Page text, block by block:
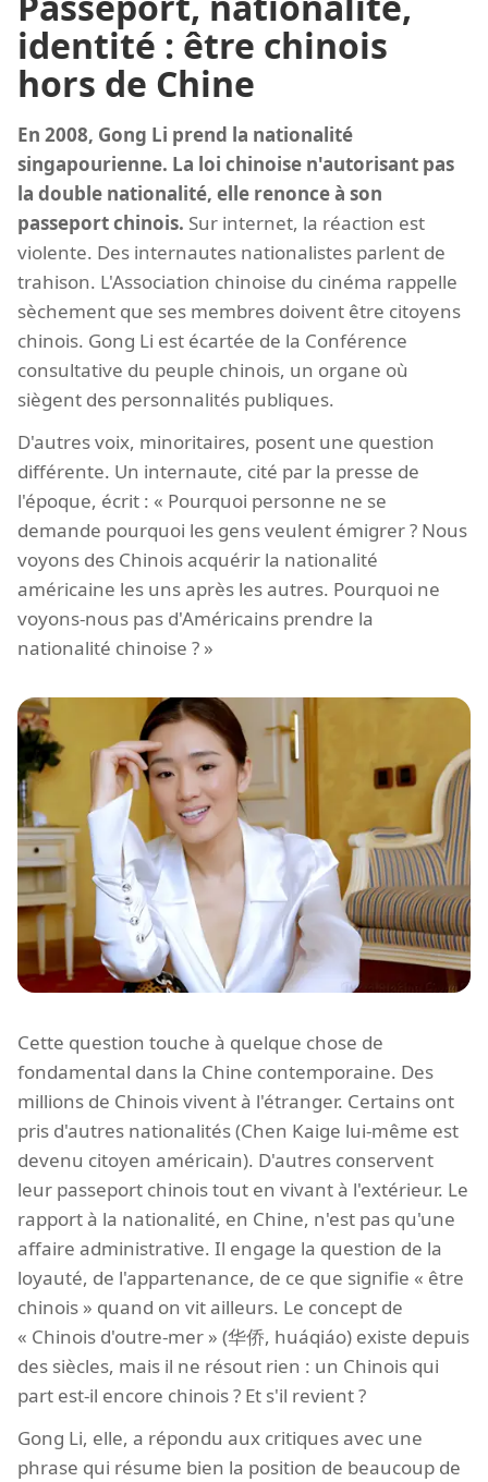
identité : être chinois
hors de Chine
En 2008, Gong Li prend la nationalité
singapourienne. La loi chinoise n'autorisant pas
la double nationalité, elle renonce à son
passeport chinois. Sur internet, la réaction est
violente. Des internautes nationalistes parlent de
trahison. L'Association chinoise du cinéma rappelle
sèchement que ses membres doivent être citoyens
chinois. Gong Li est écartée de la Conférence
consultative du peuple chinois, un organe où
siègent des personnalités publiques.
D'autres voix, minoritaires, posent une question
différente. Un internaute, cité par la presse de
l'époque, écrit : « Pourquoi personne ne se
demande pourquoi les gens veulent émigrer ? Nous
voyons des Chinois acquérir la nationalité
américaine les uns après les autres. Pourquoi ne
voyons-nous pas d'Américains prendre la
nationalité chinoise ? »
Cette question touche à quelque chose de
fondamental dans la Chine contemporaine. Des
millions de Chinois vivent à l'étranger. Certains ont
pris d'autres nationalités (Chen Kaige lui-même est
devenu citoyen américain). D'autres conservent
leur passeport chinois tout en vivant à l'extérieur. Le
rapport à la nationalité, en Chine, n'est pas qu'une
affaire administrative. Il engage la question de la
loyauté, de l'appartenance, de ce que signifie « être
chinois » quand on vit ailleurs. Le concept de
« Chinois d'outre-mer » (华侨, huáqiáo) existe depuis
des siècles, mais il ne résout rien : un Chinois qui
part est-il encore chinois ? Et s'il revient ?
Gong Li, elle, a répondu aux critiques avec une
phrase qui résume bien la position de beaucoup de